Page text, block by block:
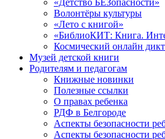
Волонтёры культуры
«Лето с книгой»
«БиблиоКИТ: Книга.
Космический онлайн
Музей детской книги
Родителям и педагогам
Книжные новинки
Полезные ссылки
О правах ребенка
РДФ в Белгороде
Аспекты безопасности
Аспекты безопасности